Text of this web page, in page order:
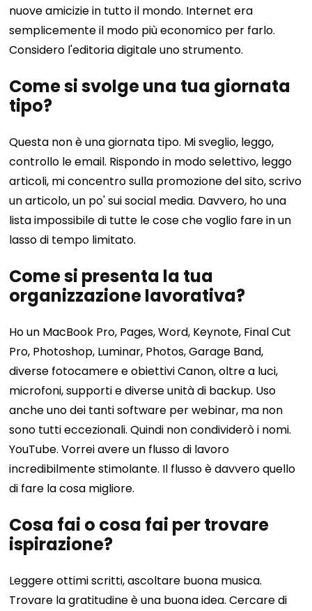
nuove amicizie in tutto il mondo. Internet era
semplicemente il modo più economico per farlo.
Considero l'editoria digitale uno strumento.
Come si svolge una tua giornata
tipo?
Questa non è una giornata tipo. Mi sveglio, leggo,
controllo le email. Rispondo in modo selettivo, leggo
articoli, mi concentro sulla promozione del sito, scrivo
un articolo, un po' sui social media. Davvero, ho una
lista impossibile di tutte le cose che voglio fare in un
lasso di tempo limitato.
Come si presenta la tua
organizzazione lavorativa?
Ho un MacBook Pro, Pages, Word, Keynote, Final Cut
Pro, Photoshop, Luminar, Photos, Garage Band,
diverse fotocamere e obiettivi Canon, oltre a luci,
microfoni, supporti e diverse unità di backup. Uso
anche uno dei tanti software per webinar, ma non
sono tutti eccezionali. Quindi non condividerò i nomi.
YouTube. Vorrei avere un flusso di lavoro
incredibilmente stimolante. Il flusso è davvero quello
di fare la cosa migliore.
Cosa fai o cosa fai per trovare
ispirazione?
Leggere ottimi scritti, ascoltare buona musica.
Trovare la gratitudine è una buona idea. Cercare di